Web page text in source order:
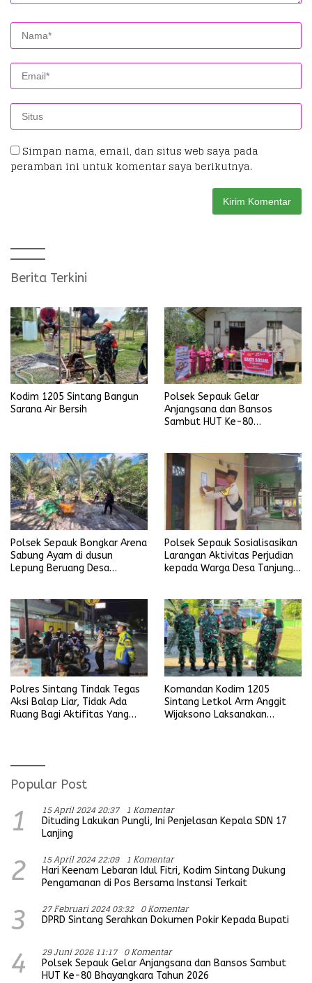
Simpan nama, email, dan situs web saya pada
peramban ini untuk komentar saya berikutnya.
Berita Terkini
Kodim 1205 Sintang Bangun
Sarana Air Bersih
Polsek Sepauk Gelar
Anjangsana dan Bansos
Sambut HUT Ke-80
Polsek Sepauk Bongkar Arena
Sabung Ayam di dusun
Lepung Beruang Desa
Polsek Sepauk Sosialisasikan
Larangan Aktivitas Perjudian
kepada Warga Desa Tanjung
Polres Sintang Tindak Tegas
Aksi Balap Liar, Tidak Ada
Ruang Bagi Aktifitas Yang
Komandan Kodim 1205
Sintang Letkol Arm Anggit
Wijaksono Laksanakan
Popular Post
1 15 April 2024 20:37 1 Komentar
Dituding Lakukan Pungli, Ini Penjelasan Kepala SDN 17
Lanjing
2 15 April 2024 22:09 1 Komentar
Hari Keenam Lebaran Idul Fitri, Kodim Sintang Dukung
Pengamanan di Pos Bersama Instansi Terkait
3 27 Februari 2024 03:32 0 Komentar
DPRD Sintang Serahkan Dokumen Pokir Kepada Bupati
4 29 Juni 2026 11:17 0 Komentar
Polsek Sepauk Gelar Anjangsana dan Bansos Sambut
HUT Ke-80 Bhayangkara Tahun 2026